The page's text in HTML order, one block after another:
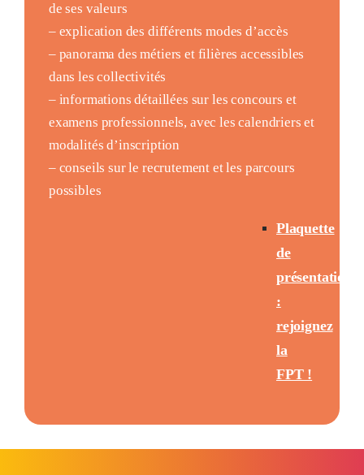
de ses valeurs
– explication des différents modes d’accès
– panorama des métiers et filières accessibles
dans les collectivités
– informations détaillées sur les concours et
examens professionnels, avec les calendriers et
modalités d’inscription
– conseils sur le recrutement et les parcours
possibles
Plaquette
de
présentation
:
rejoignez
la
FPT !